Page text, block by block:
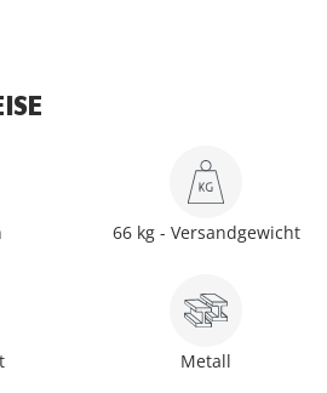
66 kg - Versandgewicht
Metall